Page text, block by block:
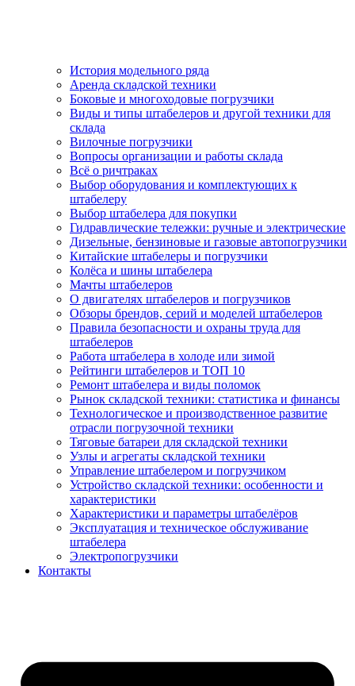
История модельного ряда
Аренда складской техники
Боковые и многоходовые погрузчики
Виды и типы штабелеров и другой техники для
склада
Вилочные погрузчики
Вопросы организации и работы склада
Всё о ричтраках
Выбор оборудования и комплектующих к
штабелеру
Выбор штабелера для покупки
Гидравлические тележки: ручные и электрические
Дизельные, бензиновые и газовые автопогрузчики
Китайские штабелеры и погрузчики
Колёса и шины штабелера
Мачты штабелеров
О двигателях штабелеров и погрузчиков
Обзоры брендов, серий и моделей штабелеров
Правила безопасности и охраны труда для
штабелеров
Работа штабелера в холоде или зимой
Рейтинги штабелеров и ТОП 10
Ремонт штабелера и виды поломок
Рынок складской техники: статистика и финансы
Технологическое и производственное развитие
отрасли погрузочной техники
Тяговые батареи для складской техники
Узлы и агрегаты складской техники
Управление штабелером и погрузчиком
Устройство складской техники: особенности и
характеристики
Характеристики и параметры штабелёров
Эксплуатация и техническое обслуживание
штабелера
Электропогрузчики
Контакты